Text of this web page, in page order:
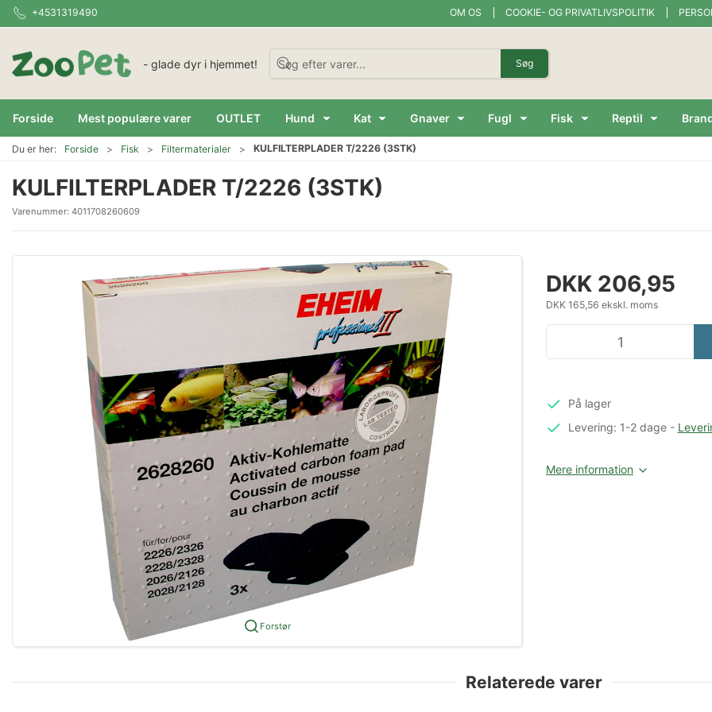
+4531319490 OM OS COOKIE- OG PRIVATLIVSPOLITIK
- glade dyr i hjemmet! Søg
Forside Mest populære varer OUTLET Hund Kat Gnaver Fugl Fisk Reptil
Du er her: Forside Fisk Filtermaterialer KULFILTERPLADER T/2226 (3STK)
KULFILTERPLADER T/2226 (3STK)
Varenummer: 4011708260609
Forstør
DKK 206,95
DKK 165,56 ekskl. moms
På lager
Levering: 1-2 dage-
Mere information
Relaterede varer